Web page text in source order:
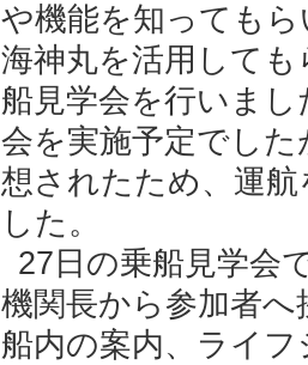
や機能を知っても
海神丸を活用して
船見学会を行いま
会を実施予定でし
想されたため、運
した。
27日の乗船見学会
機関長から参加者
船内の案内、ライ